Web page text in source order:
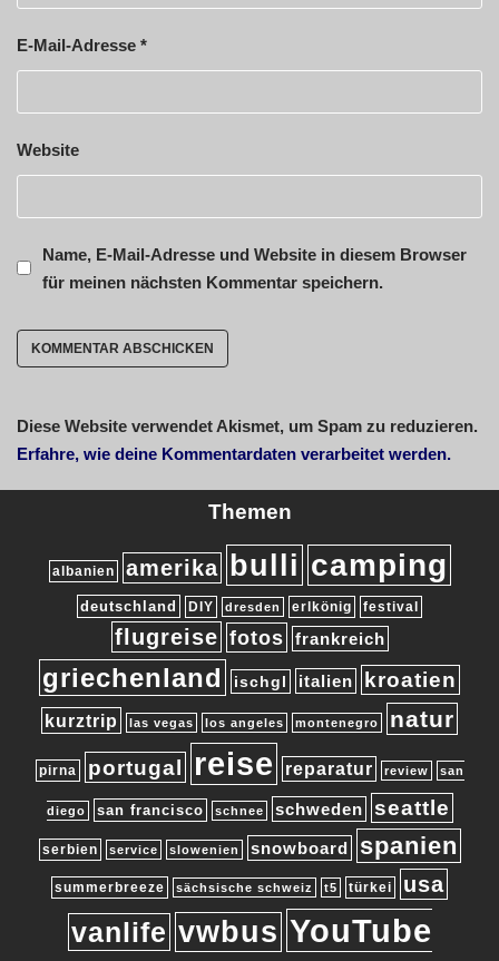
E-Mail-Adresse *
Website
Name, E-Mail-Adresse und Website in diesem Browser
für meinen nächsten Kommentar speichern.
Diese Website verwendet Akismet, um Spam zu reduzieren.
Erfahre, wie deine Kommentardaten verarbeitet werden.
Themen
albanien amerika bulli camping
deutschland DIY dresden erlkönig festival
flugreise fotos frankreich
griechenland ischgl italien kroatien
kurztrip las vegas los angeles montenegro natur
pirna portugal reise reparatur review san
diego san francisco schnee schweden seattle
serbien service slowenien snowboard spanien
summerbreeze sächsische schweiz t5 türkei usa
vanlife vwbus YouTube